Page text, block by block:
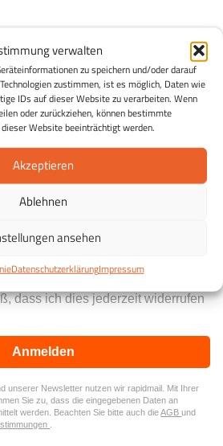
verwalten
zu speichern und/oder darauf
zustimmen, ist es möglich, Daten wie
IDs auf dieser Website zu verarbeiten. Wenn
oder zurückziehen, können bestimmte
Website beeinträchtigt werden.
Akzeptieren
Ablehnen
ansehen
DatenschutzerklärungImpressum
Ihrem Postfach:Entdecken Sie die
Ernährung und erhalten Sie
Tipps zu einer gesunden
Infos zu Veranstaltungen und
Stiftung Eildermann.
und jederzeit abmeldbar.
meine personenbezogenen
dass ich dies jederzeit widerrufen
Anmelden
unserer Newsletter nutzen wir rapidmail. Mit Ihrer
Sie zu, dass die eingegebenen Daten an
werden. Beachten Sie bitte auch dieAGBund